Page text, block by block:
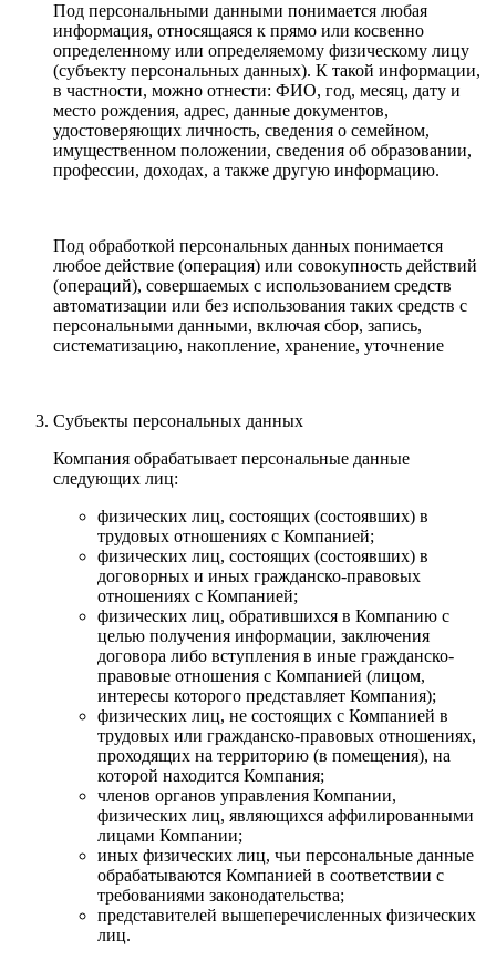
Под персональными данными понимается любая
информация, относящаяся к прямо или косвенно
определенному или определяемому физическому лицу
(субъекту персональных данных). К такой информации,
в частности, можно отнести: ФИО, год, месяц, дату и
место рождения, адрес, данные документов,
удостоверяющих личность, сведения о семейном,
имущественном положении, сведения об образовании,
профессии, доходах, а также другую информацию.
Под обработкой персональных данных понимается
любое действие (операция) или совокупность действий
(операций), совершаемых с использованием средств
автоматизации или без использования таких средств с
персональными данными, включая сбор, запись,
систематизацию, накопление, хранение, уточнение
Субъекты персональных данных
Компания обрабатывает персональные данные
следующих лиц:
физических лиц, состоящих (состоявших) в
трудовых отношениях с Компанией;
физических лиц, состоящих (состоявших) в
договорных и иных гражданско-правовых
отношениях с Компанией;
физических лиц, обратившихся в Компанию с
целью получения информации, заключения
договора либо вступления в иные гражданско-
правовые отношения с Компанией (лицом,
интересы которого представляет Компания);
физических лиц, не состоящих с Компанией в
трудовых или гражданско-правовых отношениях,
проходящих на территорию (в помещения), на
которой находится Компания;
членов органов управления Компании,
физических лиц, являющихся аффилированными
лицами Компании;
иных физических лиц, чьи персональные данные
обрабатываются Компанией в соответствии с
требованиями законодательства;
представителей вышеперечисленных физических
лиц.